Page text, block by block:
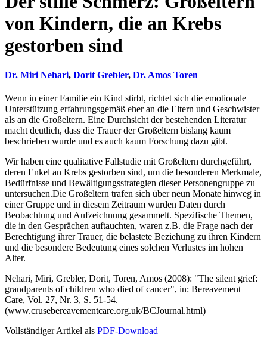
von Kindern, die an Krebs
gestorben sind
Dr. Miri Nehari, Dorit Grebler, Dr. Amos Toren
Wenn in einer Familie ein Kind stirbt, richtet sich die emotionale
Unterstützung erfahrungsgemäß eher an die Eltern und Geschwister
als an die Großeltern. Eine Durchsicht der bestehenden Literatur
macht deutlich, dass die Trauer der Großeltern bislang kaum
beschrieben wurde und es auch kaum Forschung dazu gibt.
Wir haben eine qualitative Fallstudie mit Großeltern durchgeführt,
deren Enkel an Krebs gestorben sind, um die besonderen Merkmale,
Bedürfnisse und Bewältigungsstrategien dieser Personengruppe zu
untersuchen.Die Großeltern trafen sich über neun Monate hinweg in
einer Gruppe und in diesem Zeitraum wurden Daten durch
Beobachtung und Aufzeichnung gesammelt. Spezifische Themen,
die in den Gesprächen auftauchten, waren z.B. die Frage nach der
Berechtigung ihrer Trauer, die belastete Beziehung zu ihren Kindern
und die besondere Bedeutung eines solchen Verlustes im hohen
Alter.
Nehari, Miri, Grebler, Dorit, Toren, Amos (2008): "The silent grief:
grandparents of children who died of cancer", in: Bereavement
Care, Vol. 27, Nr. 3, S. 51-54.
(www.crusebereavementcare.org.uk/BCJournal.html)
Vollständiger Artikel als PDF-Download